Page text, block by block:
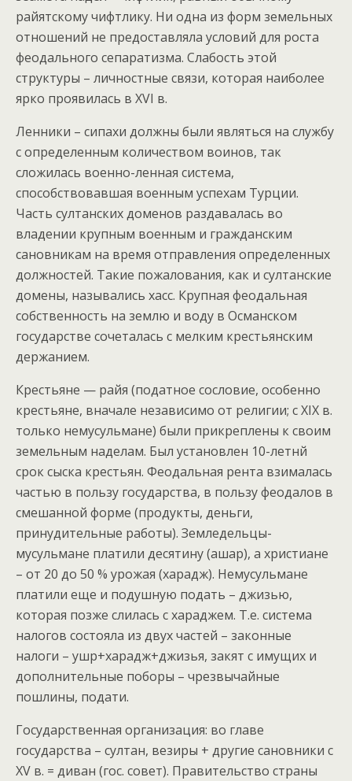
райятскому чифтлику. Ни одна из форм земельных
отношений не предоставляла условий для роста
феодального сепаратизма. Слабость этой
структуры – личностные связи, которая наиболее
ярко проявилась в XVI в.
Ленники – сипахи должны были являться на службу
с определенным количеством воинов, так
сложилась военно-ленная система,
способствовавшая военным успехам Турции.
Часть султанских доменов раздавалась во
владении крупным военным и гражданским
сановникам на время отправления определенных
должностей. Такие пожалования, как и султанские
домены, назывались хасс. Крупная феодальная
собственность на землю и воду в Османском
государстве сочеталась с мелким крестьянским
держанием.
Крестьяне — райя (податное сословие, особенно
крестьяне, вначале независимо от религии; с XIX в.
только немусульмане) были прикреплены к своим
земельным наделам. Был установлен 10-летнй
срок сыска крестьян. Феодальная рента взималась
частью в пользу государства, в пользу феодалов в
смешанной форме (продукты, деньги,
принудительные работы). Земледельцы-
мусульмане платили десятину (ашар), а христиане
– от 20 до 50 % урожая (харадж). Немусульмане
платили еще и подушную подать – джизью,
которая позже слилась с хараджем. Т.е. система
налогов состояла из двух частей – законные
налоги – ушр+харадж+джизья, закят с имущих и
дополнительные поборы – чрезвычайные
пошлины, подати.
Государственная организация: во главе
государства – султан, везиры + другие сановники с
XV в. = диван (гос. совет). Правительство страны